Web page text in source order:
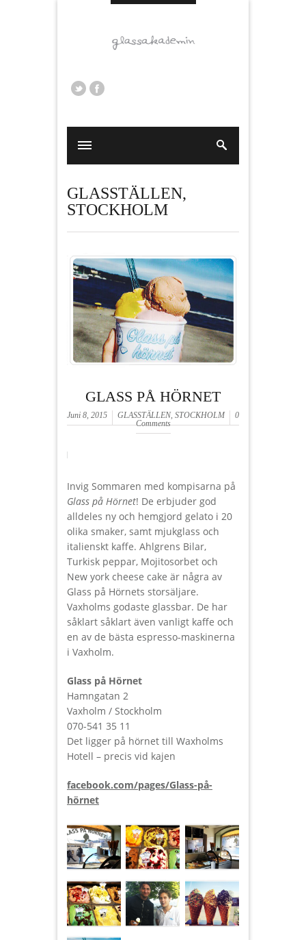
GLASSTÄLLEN,
STOCKHOLM
GLASS PÅ HÖRNET
Juni 8, 2015 GLASSTÄLLEN, STOCKHOLM
0
Comments
Invig Sommaren med kompisarna på
Glass på Hörnet! De erbjuder god
alldeles ny och hemgjord gelato i 20
olika smaker, samt mjukglass och
italienskt kaffe. Ahlgrens Bilar,
Turkisk peppar, Mojitosorbet och
New york cheese cake är några av
Glass på Hörnets storsäljare.
Vaxholms godaste glassbar. De har
såklart såklart även vanligt kaffe och
en av de bästa espresso-maskinerna
i Vaxholm.
Glass på Hörnet
Hamngatan 2
Vaxholm / Stockholm
070-541 35 11
Det ligger på hörnet till Waxholms
Hotell – precis vid kajen
facebook.com/pages/Glass-på-
hörnet